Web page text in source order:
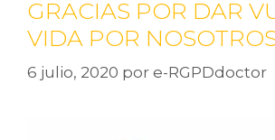
GRACIAS POR DAR
VIDA POR
6 julio, 2020 por e-RGPDdoctor